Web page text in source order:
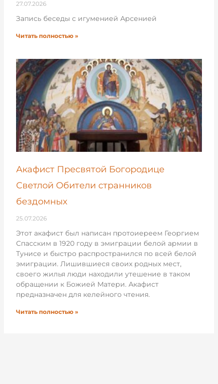
27.07.2026
Запись беседы с игуменией Арсенией
Читать полностью »
Акафист Пресвятой Богородице
Светлой Обители странников
бездомных
25.07.2026
Этот акафист был написан протоиереем Георгием
Спасским в 1920 году в эмиграции белой армии в
Тунисе и быстро распространился по всей белой
эмиграции. Лишившиеся своих родных мест,
своего жилья люди находили утешение в таком
обращении к Божией Матери. Акафист
предназначен для келейного чтения.
Читать полностью »